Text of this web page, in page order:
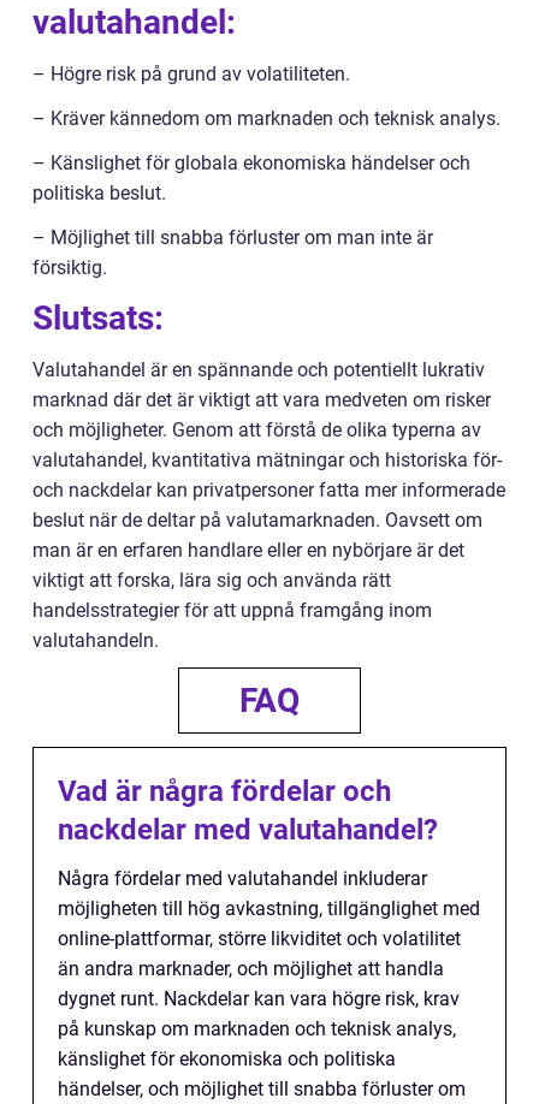
valutahandel:
– Högre risk på grund av volatiliteten.
– Kräver kännedom om marknaden och teknisk analys.
– Känslighet för globala ekonomiska händelser och
politiska beslut.
– Möjlighet till snabba förluster om man inte är
försiktig.
Slutsats:
Valutahandel är en spännande och potentiellt lukrativ
marknad där det är viktigt att vara medveten om risker
och möjligheter. Genom att förstå de olika typerna av
valutahandel, kvantitativa mätningar och historiska för-
och nackdelar kan privatpersoner fatta mer informerade
beslut när de deltar på valutamarknaden. Oavsett om
man är en erfaren handlare eller en nybörjare är det
viktigt att forska, lära sig och använda rätt
handelsstrategier för att uppnå framgång inom
valutahandeln.
FAQ
Vad är några fördelar och
nackdelar med valutahandel?
Några fördelar med valutahandel inkluderar
möjligheten till hög avkastning, tillgänglighet med
online-plattformar, större likviditet och volatilitet
än andra marknader, och möjlighet att handla
dygnet runt. Nackdelar kan vara högre risk, krav
på kunskap om marknaden och teknisk analys,
känslighet för ekonomiska och politiska
händelser, och möjlighet till snabba förluster om